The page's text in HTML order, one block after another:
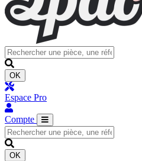
OK
Espace Pro
Compte
OK